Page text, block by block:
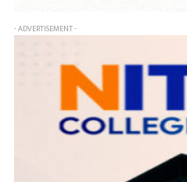
- ADVERTISEMENT -